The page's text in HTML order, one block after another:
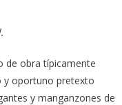
de obra típicamente
y oportuno pretexto
y manganzones de